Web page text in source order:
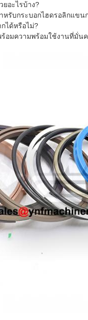
อะไรบ้าง?
รับกระบอกไฮดรอลิกแขน
ได้หรือไม่?
อมความพร้อมใช้งานที่มั่น